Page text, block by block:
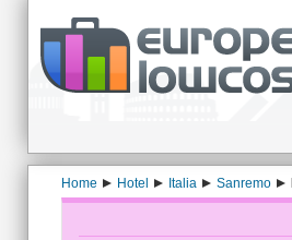
Home Hotel Italia Sanremo